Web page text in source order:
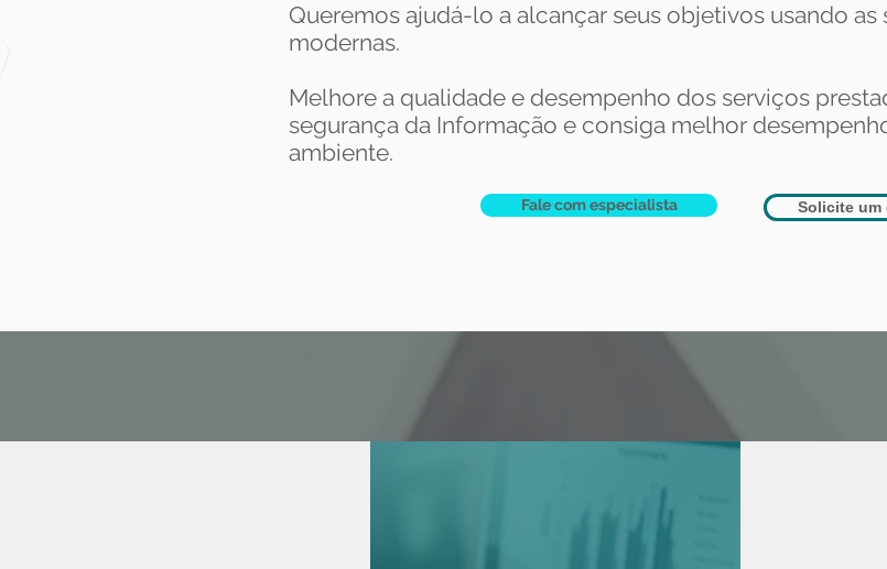
Queremos ajudá-lo a alcançar seus objetivos usando
modernas.
Melhore a qualidade e desempenho dos serviços
segurança da Informação e consiga melhor
ambiente.
Fale com especialista Solicite um